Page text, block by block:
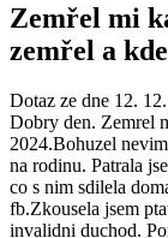
Zemřel mi
zemřel a
Dotaz ze dne 12.
Dobry den. Zemrel
2024.Bohuzel
na rodinu. Patrala
co s nim sdilela
fb.Zkousela jsem
invalidni duchod.